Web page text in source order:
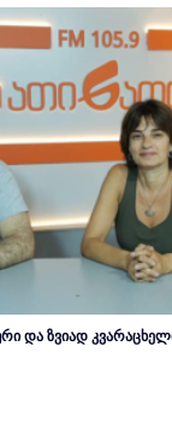
და ზვიად